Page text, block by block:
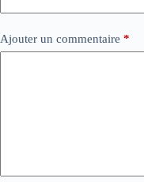
Ajouter un commentaire *